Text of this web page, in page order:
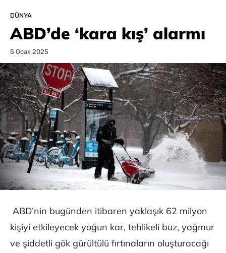
DÜNYA
ABD’de ‘kara kış’ alarmı
5 Ocak 2025
ABD’nin bugünden itibaren yaklaşık 62 milyon
kişiyi etkileyecek yoğun kar, tehlikeli buz, yağmur
ve şiddetli gök gürültülü fırtınaların oluşturacağı